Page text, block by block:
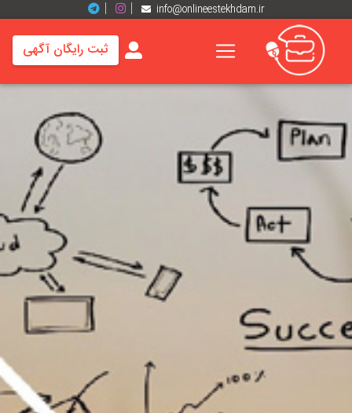
info@onlineestekhdam.ir
خانه
های
شغلی
رزومه
ها
مشاغل
ثبت رایگان آگهی